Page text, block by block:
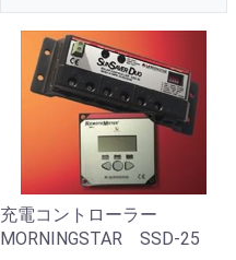
充電コントローラー
MORNINGSTAR SSD-25